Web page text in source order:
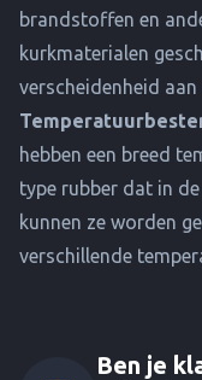
brandstoffen en
kurkmaterialen
verscheidenheid
hebben een breed
type rubber dat in
kunnen ze worden
verschillende
Ben je